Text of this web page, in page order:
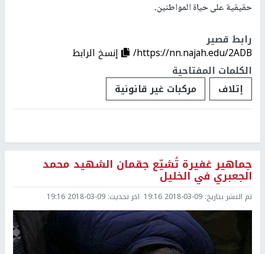
حقيقية على حياة المواطنين.
رابط قصير
https://nn.najah.edu/2ADB/
إنسخ الرابط
الكلمات المفتاحية
إتلاف
مركبات غير قانونية
جماهير غفيرة تُشيّع جقمان الشهيد محمد
الجعبري في الخليل
تم النشر بتاريخ: 2018-03-09 19:16 اخر تحديث: 2018-03-09 19:16